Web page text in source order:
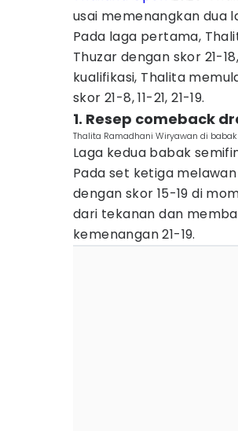
usai memenangkan dua
Pada laga pertama,
Thuzar dengan skor 21-
kualifikasi, Thalita
skor 21-8, 11-21, 21-19.
1. Resep comeback
Thalita Ramadhani Wiryawan di
Laga kedua babak
Pada set ketiga
dengan skor 15-19 di
dari tekanan dan
kemenangan 21-19.